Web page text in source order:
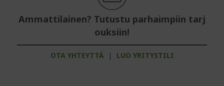
Ammattilainen? Tutustu parhaimpiin tarj
ouksiin!
OTA YHTEYTTÄ | LUO YRITYSTILI